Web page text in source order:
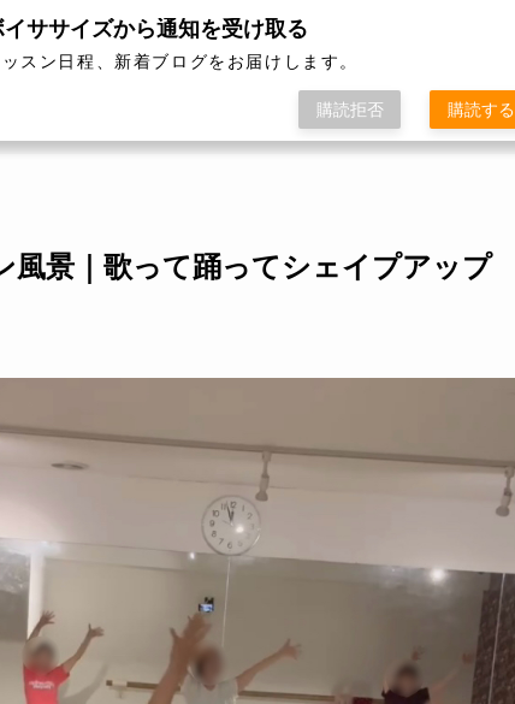
ボイササイズ レッスン開催日程
風景｜歌って踊ってシェイプアップ
イササイズから通知を受け取る
ッスン日程、新着ブログをお届けします。
購読拒否 購読する